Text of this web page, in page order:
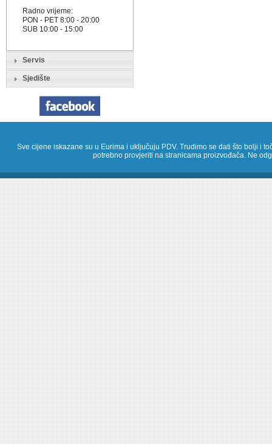
Radno vrijeme:
PON - PET 8:00 - 20:00
SUB 10:00 - 15:00
Servis
Sjedište
Sve cijene iskazane su u Eurima i uključuju PDV. Trudimo se dati što bolji i
potrebno provjeriti na stranicama proizvođača. Ne